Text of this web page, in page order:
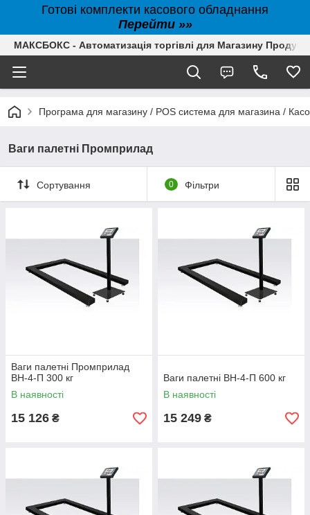
Готові комплекти касового обладнання
Перейти »»
МАКСБОКС - Автоматизація торгівлі для Магазину
Програма для магазину / POS система для магазина /
Ваги палетні Промприлад
Сортування 0 Фільтри
Ваги палетні Промприлад
ВН-4-П 300 кг
В наявності
15 126 ₴
Ваги палетні ВН-4-П 600 кг
В наявності
15 249 ₴